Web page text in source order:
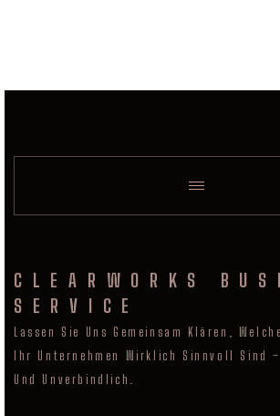
CLEARWORKS
SERVICE
Lassen Sie Uns Gemeinsam Klären,
Ihr Unternehmen Wirklich Sinnvoll Sind
Und Unverbindlich.